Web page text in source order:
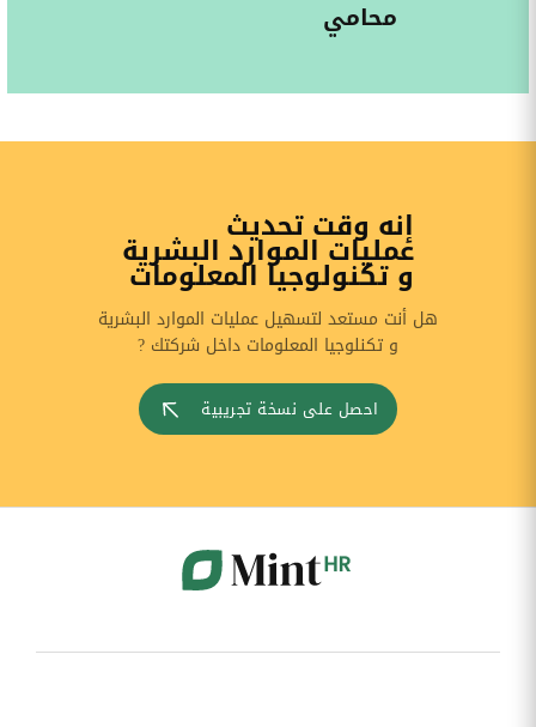
محامي
إنه وقت تحديث
عمليات الموارد البشرية
و تكنولوجيا المعلومات
هل أنت مستعد لتسهيل عمليات الموارد البشرية
و تكنلوجيا المعلومات داخل شركتك ?
احصل على نسخة تجريبية